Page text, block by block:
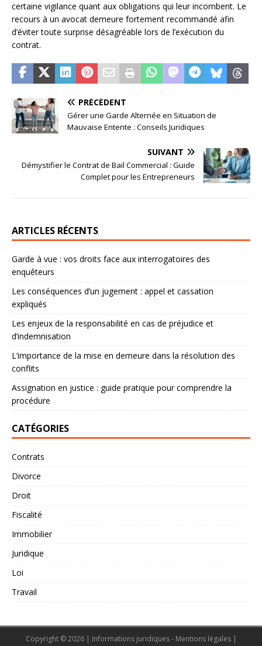
certaine vigilance quant aux obligations qui leur incombent. Le
recours à un avocat demeure fortement recommandé afin
d’éviter toute surprise désagréable lors de l’exécution du
contrat.
PRÉCÉDENT
Gérer une Garde Alternée en Situation de
Mauvaise Entente : Conseils Juridiques
SUIVANT
Démystifier le Contrat de Bail Commercial : Guide
Complet pour les Entrepreneurs
ARTICLES RÉCENTS
Garde à vue : vos droits face aux interrogatoires des
enquêteurs
Les conséquences d’un jugement : appel et cassation
expliqués
Les enjeux de la responsabilité en cas de préjudice et
d’indemnisation
L’importance de la mise en demeure dans la résolution des
conflits
Assignation en justice : guide pratique pour comprendre la
procédure
CATÉGORIES
Contrats
Divorce
Droit
Fiscalité
Immobilier
Juridique
Loi
Travail
Copyright © 2026 | Informations juridiques - Mentions légales |